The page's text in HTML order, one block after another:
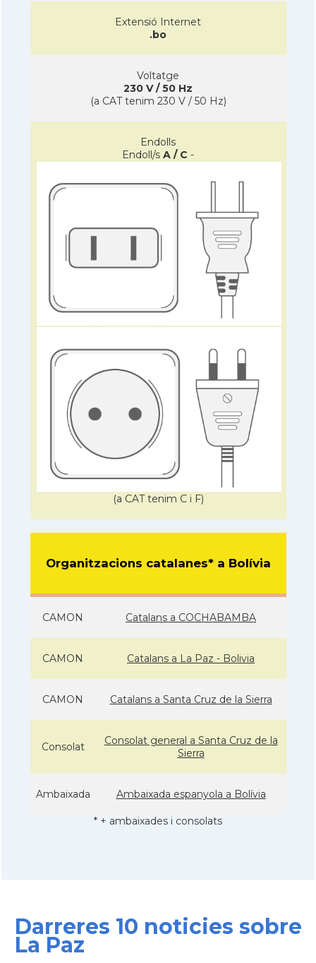
Extensió Internet
.bo
Voltatge
230 V / 50 Hz
(a CAT tenim 230 V / 50 Hz)
Endolls
Endoll/s A / C -
(a CAT tenim C i F)
Organitzacions catalanes* a Bolívia
CAMON Catalans a COCHABAMBA
CAMON Catalans a La Paz - Bolivia
CAMON Catalans a Santa Cruz de la Sierra
Consolat
Consolat general a Santa Cruz de la
Sierra
Ambaixada Ambaixada espanyola a Bolívia
* + ambaixades i consolats
Darreres 10 noticies sobre
La Paz